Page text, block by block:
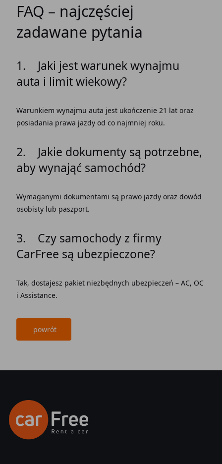
FAQ – najczęściej
zadawane pytania
1. Jaki jest warunek wynajmu
auta i limit wiekowy?
Warunkiem wynajmu auta jest ukończenie 21 lat oraz
posiadania prawa jazdy od co najmniej roku.
2. Jakie dokumenty są potrzebne,
aby wynająć samochód?
Wymaganymi dokumentami są prawo jazdy oraz dowód
osobisty lub paszport.
3. Czy samochody z firmy
CarFree są ubezpieczone?
Tak, dostajesz pakiet niezbędnych ubezpieczeń – AC, OC
i Assistance.
powrót